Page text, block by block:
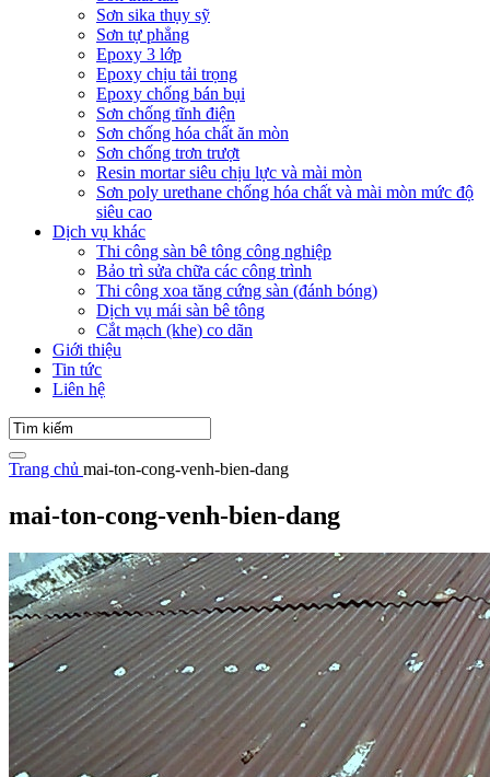
Sơn sika thụy sỹ
Sơn tự phẳng
Epoxy 3 lớp
Epoxy chịu tải trọng
Epoxy chống bán bụi
Sơn chống tĩnh điện
Sơn chống hóa chất ăn mòn
Sơn chống trơn trượt
Resin mortar siêu chịu lực và mài mòn
Sơn poly urethane chống hóa chất và mài mòn mức độ
siêu cao
Dịch vụ khác
Thi công sàn bê tông công nghiệp
Bảo trì sửa chữa các công trình
Thi công xoa tăng cứng sàn (đánh bóng)
Dịch vụ mái sàn bê tông
Cắt mạch (khe) co dãn
Giới thiệu
Tin tức
Liên hệ
Trang chủ mai-ton-cong-venh-bien-dang
mai-ton-cong-venh-bien-dang